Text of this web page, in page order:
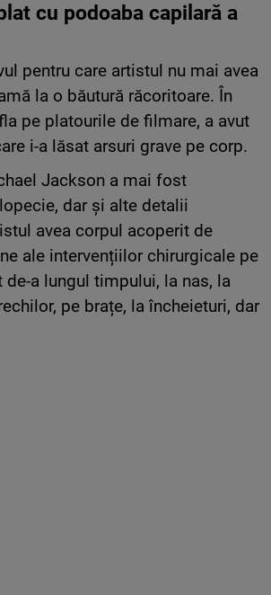
cu podoaba capilară a
pentru care artistul nu mai avea
la o băutură răcoritoare. În
pe platourile de filmare, a avut
i-a lăsat arsuri grave pe corp.
Jackson a mai fost
dar și alte detalii
avea corpul acoperit de
ale intervențiilor chirurgicale pe
de-a lungul timpului, la nas, la
pe brațe, la încheieturi, dar